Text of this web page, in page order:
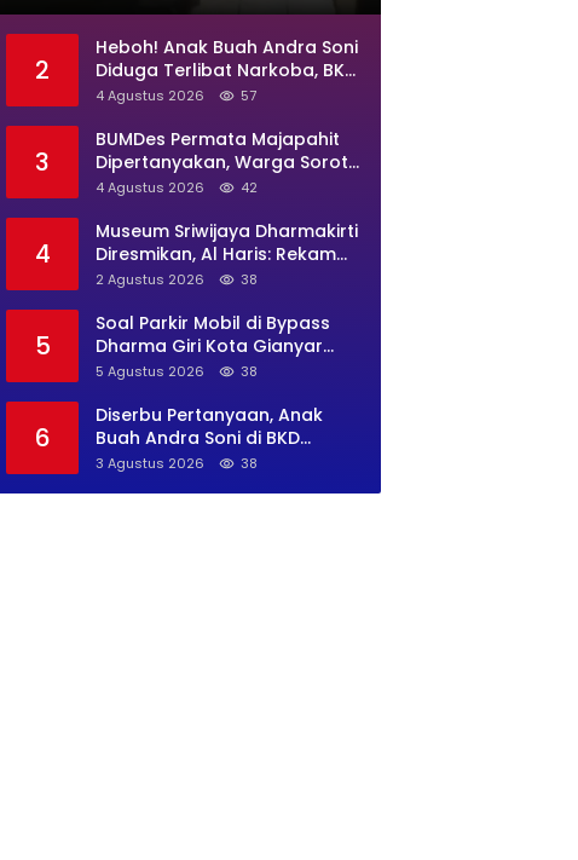
2
Heboh! Anak Buah Andra Soni
Diduga Terlibat Narkoba, BKD
Banten Diminta Buka Suara
4 Agustus 2026 57
3
BUMDes Permata Majapahit
Dipertanyakan, Warga Soroti
Dugaan Pengelolaan Tak
4 Agustus 2026 42
4
Museum Sriwijaya Dharmakirti
Diresmikan, Al Haris: Rekam
Jejak Peradaban Jambi
2 Agustus 2026 38
5
Soal Parkir Mobil di Bypass
Dharma Giri Kota Gianyar
Jadi Sorotan, Pengawasan
5 Agustus 2026 38
6
Diserbu Pertanyaan, Anak
Buah Andra Soni di BKD
Banten Tak Bergeming
3 Agustus 2026 38